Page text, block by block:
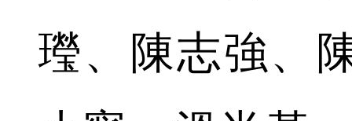
㼆、陳志強、